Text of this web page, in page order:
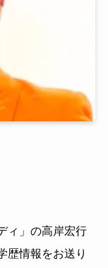
ィ」の高岸宏行
歴情報をお送り